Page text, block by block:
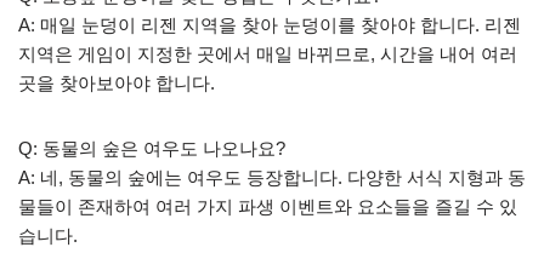
A: 매일 눈덩이 리젠 지역을 찾아 눈덩이를 찾아야 합니다. 리젠
지역은 게임이 지정한 곳에서 매일 바뀌므로, 시간을 내어 여러
곳을 찾아보아야 합니다.
Q: 동물의 숲은 여우도 나오나요?
A: 네, 동물의 숲에는 여우도 등장합니다. 다양한 서식 지형과 동
물들이 존재하여 여러 가지 파생 이벤트와 요소들을 즐길 수 있
습니다.